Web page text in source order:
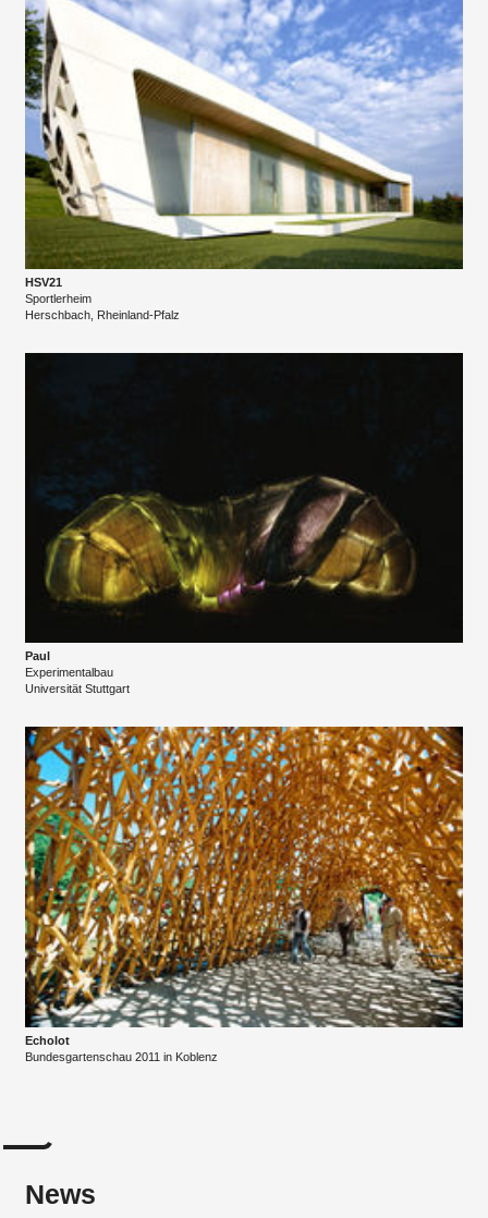
HSV21
Sportlerheim
​Herschbach, Rheinland-Pfalz
Paul
Experimentalbau
​Universität Stuttgart
Echolot
Bundesgartenschau 2011 in Koblenz
News